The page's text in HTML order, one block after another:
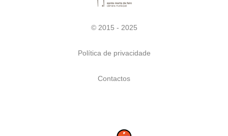
© 2015 - 2025
Política de privacidade
Contactos